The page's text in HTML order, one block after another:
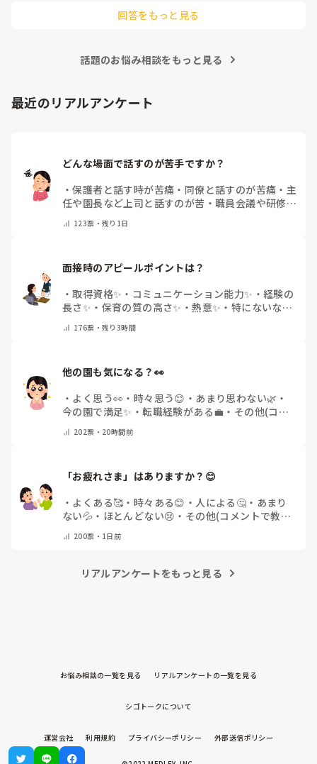
回答をもっと見る
話題のお悩み相談をもっと見る
最近のリアルアンケート
どんな場面で話すのが苦手ですか？
・保護者と話す時が苦痛 ・ 同僚と話すのが苦痛 ・ 主
任や園長など上司と話すのが苦 ・ 職員会議や研修場
他(コメントで教えてください)
123票・残り1日
面接時のアピールポイントは？
・取得資格✨ ・ コミュニケーション能力✨ ・ 経験の
長さ✨ ・ 保育の質の高さ✨ ・熱意✨ ・ 特にないな・
176票・残り3時間
他の園も気になる？👀
・ よく思う👀 ・ 時々思う😊 ・ あまり思わない🌿 ・
今の園で満足✨ ・転職経験がある💼 ・ その他(コメ
202票・ 20時間前
「お疲れさま」はありますか？😊
・ よくある🥰 ・ 時々ある😊 ・ 人による🤔 ・ あまり
ない💦 ・ ほとんどない😢 ・ その他(コメントで教え
200票・ 1日前
リアルアンケートをもっと見る
お悩み相談の一覧を見る リアルアンケートの一覧を見る
シゴトークについて
運営会社 利用規約 プライバシーポリシー 外部送信ポリシー